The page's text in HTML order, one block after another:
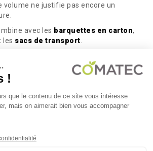
volume ne justifie pas encore un
avec les barquettes en carton,
les sacs de transport
se paie en volume : une boîte trop juste
pochette qui ne prend pas votre panini,
plusieurs centaines de pièces
vos échantillons gratuits
et sur votre machine avant
les projets personnalisés, et la